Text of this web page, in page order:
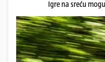
Igre na sreću